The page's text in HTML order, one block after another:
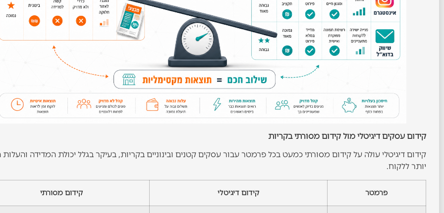
קידום עסקים דיגיטלי מול קידום מסורתי בקריות
קידום דיגיטלי עולה על קידום מסורתי כמעט בכל פרמטר עבור עסקים קטנים ובינוניים בקריות, בעיקר בגלל יכולת המדידה
יותר ללקוח.
פרמטר קידום דיגיטלי קידום מסורתי